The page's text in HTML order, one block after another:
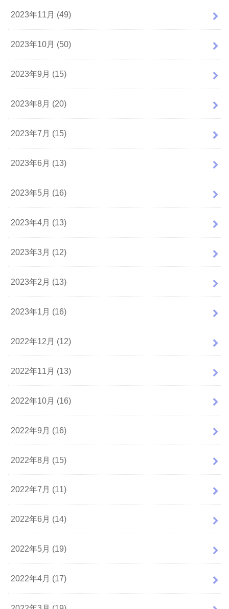
2023年11月 (49)
2023年10月 (50)
2023年9月 (15)
2023年8月 (20)
2023年7月 (15)
2023年6月 (13)
2023年5月 (16)
2023年4月 (13)
2023年3月 (12)
2023年2月 (13)
2023年1月 (16)
2022年12月 (12)
2022年11月 (13)
2022年10月 (16)
2022年9月 (16)
2022年8月 (15)
2022年7月 (11)
2022年6月 (14)
2022年5月 (19)
2022年4月 (17)